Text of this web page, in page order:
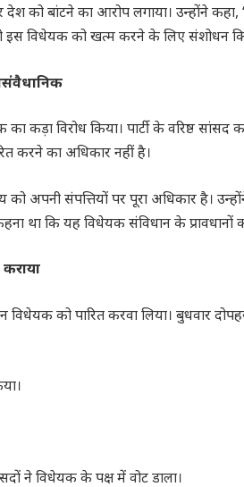
देश को बांटने का आरोप लगाया। उन्होंने
इस विधेयक को खत्म करने के लिए संशोधन
विरोध किया। पार्टी के वरिष्ठ सांसद
करने का अधिकार नहीं है।
अपनी संपत्तियों पर पूरा अधिकार है।
था कि यह विधेयक संविधान के प्रावधानों
को पारित करवा लिया। बुधवार
ने विधेयक के पक्ष में वोट डाला।